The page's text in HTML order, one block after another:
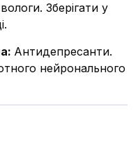
Зберігати у
: Антидепресанти.
нейронального